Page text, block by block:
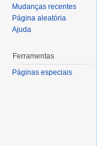
Mudanças recentes
Página aleatória
Ajuda
Ferramentas
Páginas especiais